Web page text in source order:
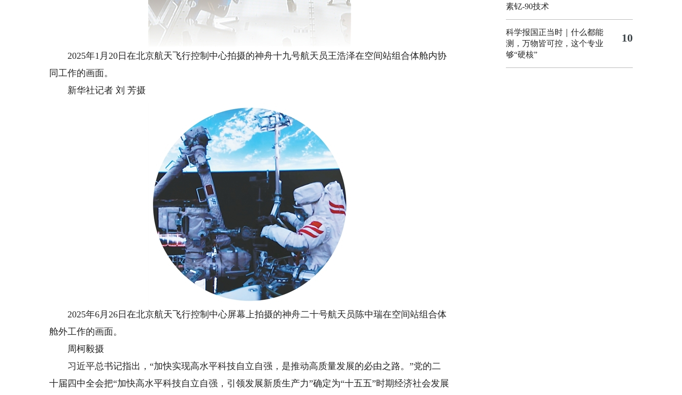
2025年1月20日在北京航天飞行控制中心拍摄的神舟十九号航天员王浩泽在空间站组合体舱内协
同工作的画面。
新华社记者 刘 芳摄
2025年6月26日在北京航天飞行控制中心屏幕上拍摄的神舟二十号航天员陈中瑞在空间站组合体
舱外工作的画面。
周柯毅摄
习近平总书记指出，“加快实现高水平科技自立自强，是推动高质量发展的必由之路。”党的二
十届四中全会把“加快高水平科技自立自强，引领发展新质生产力”确定为“十五五”时期经济社会发展
素钇-90技术
科学报国正当时｜什么都能
测，万物皆可控，这个专业
够“硬核”
10